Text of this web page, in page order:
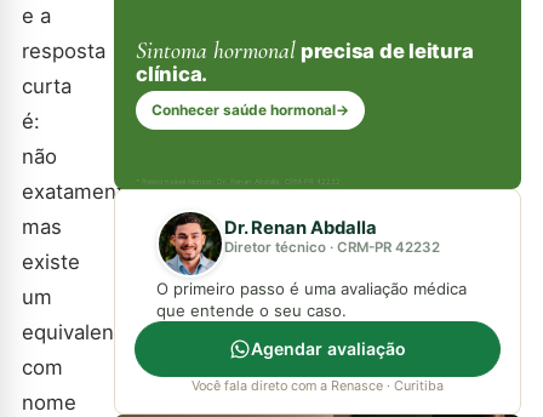
e a
resposta
curta
é:
não
exatamente,
mas
existe
um
equivalente
com
nome
Sintoma hormonal precisa de leitura
clínica.
Conhecer saúde hormonal→
* Responsável técnico: Dr. Renan Abdalla, CRM-PR 42232
Dr. Renan Abdalla
Diretor técnico · CRM-PR 42232
O primeiro passo é uma avaliação médica
que entende o seu caso.
Agendar avaliação
Você fala direto com a Renasce · Curitiba